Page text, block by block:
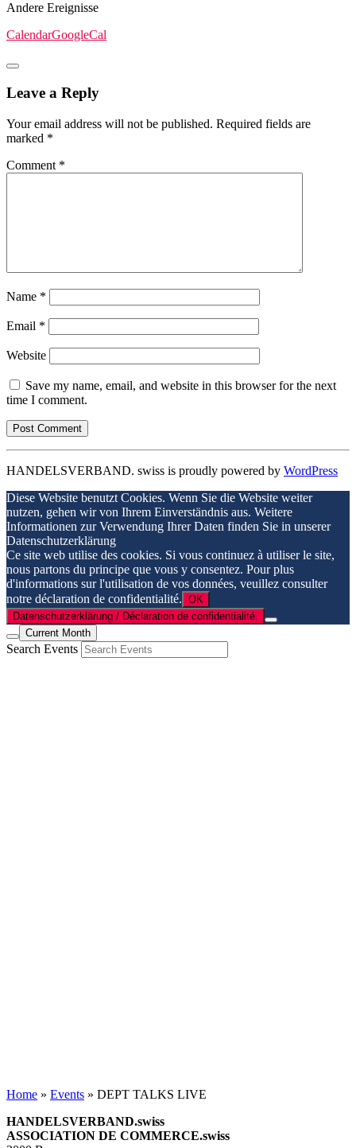
Andere Ereignisse
CalendarGoogleCal
Leave a Reply
Your email address will not be published. Required fields are
marked *
Comment *
Name *
Email *
Website
Save my name, email, and website in this browser for the next
time I comment.
HANDELSVERBAND. swiss is proudly powered by WordPress
Diese Website benutzt Cookies. Wenn Sie die Website weiter
nutzen, gehen wir von Ihrem Einverständnis aus. Weitere
Informationen zur Verwendung Ihrer Daten finden Sie in unserer
Datenschutzerklärung
Ce site web utilise des cookies. Si vous continuez à utiliser le site,
nous partons du principe que vous y consentez. Pour plus
d'informations sur l'utilisation de vos données, veuillez consulter
notre déclaration de confidentialité. OK
Datenschutzerklärung / Déclaration de confidentialité.
Current Month
Search Events
Home » Events » DEPT TALKS LIVE
HANDELSVERBAND.swiss
ASSOCIATION DE COMMERCE.swiss